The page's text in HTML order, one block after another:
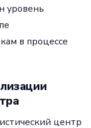
уровень
в процессе
центр